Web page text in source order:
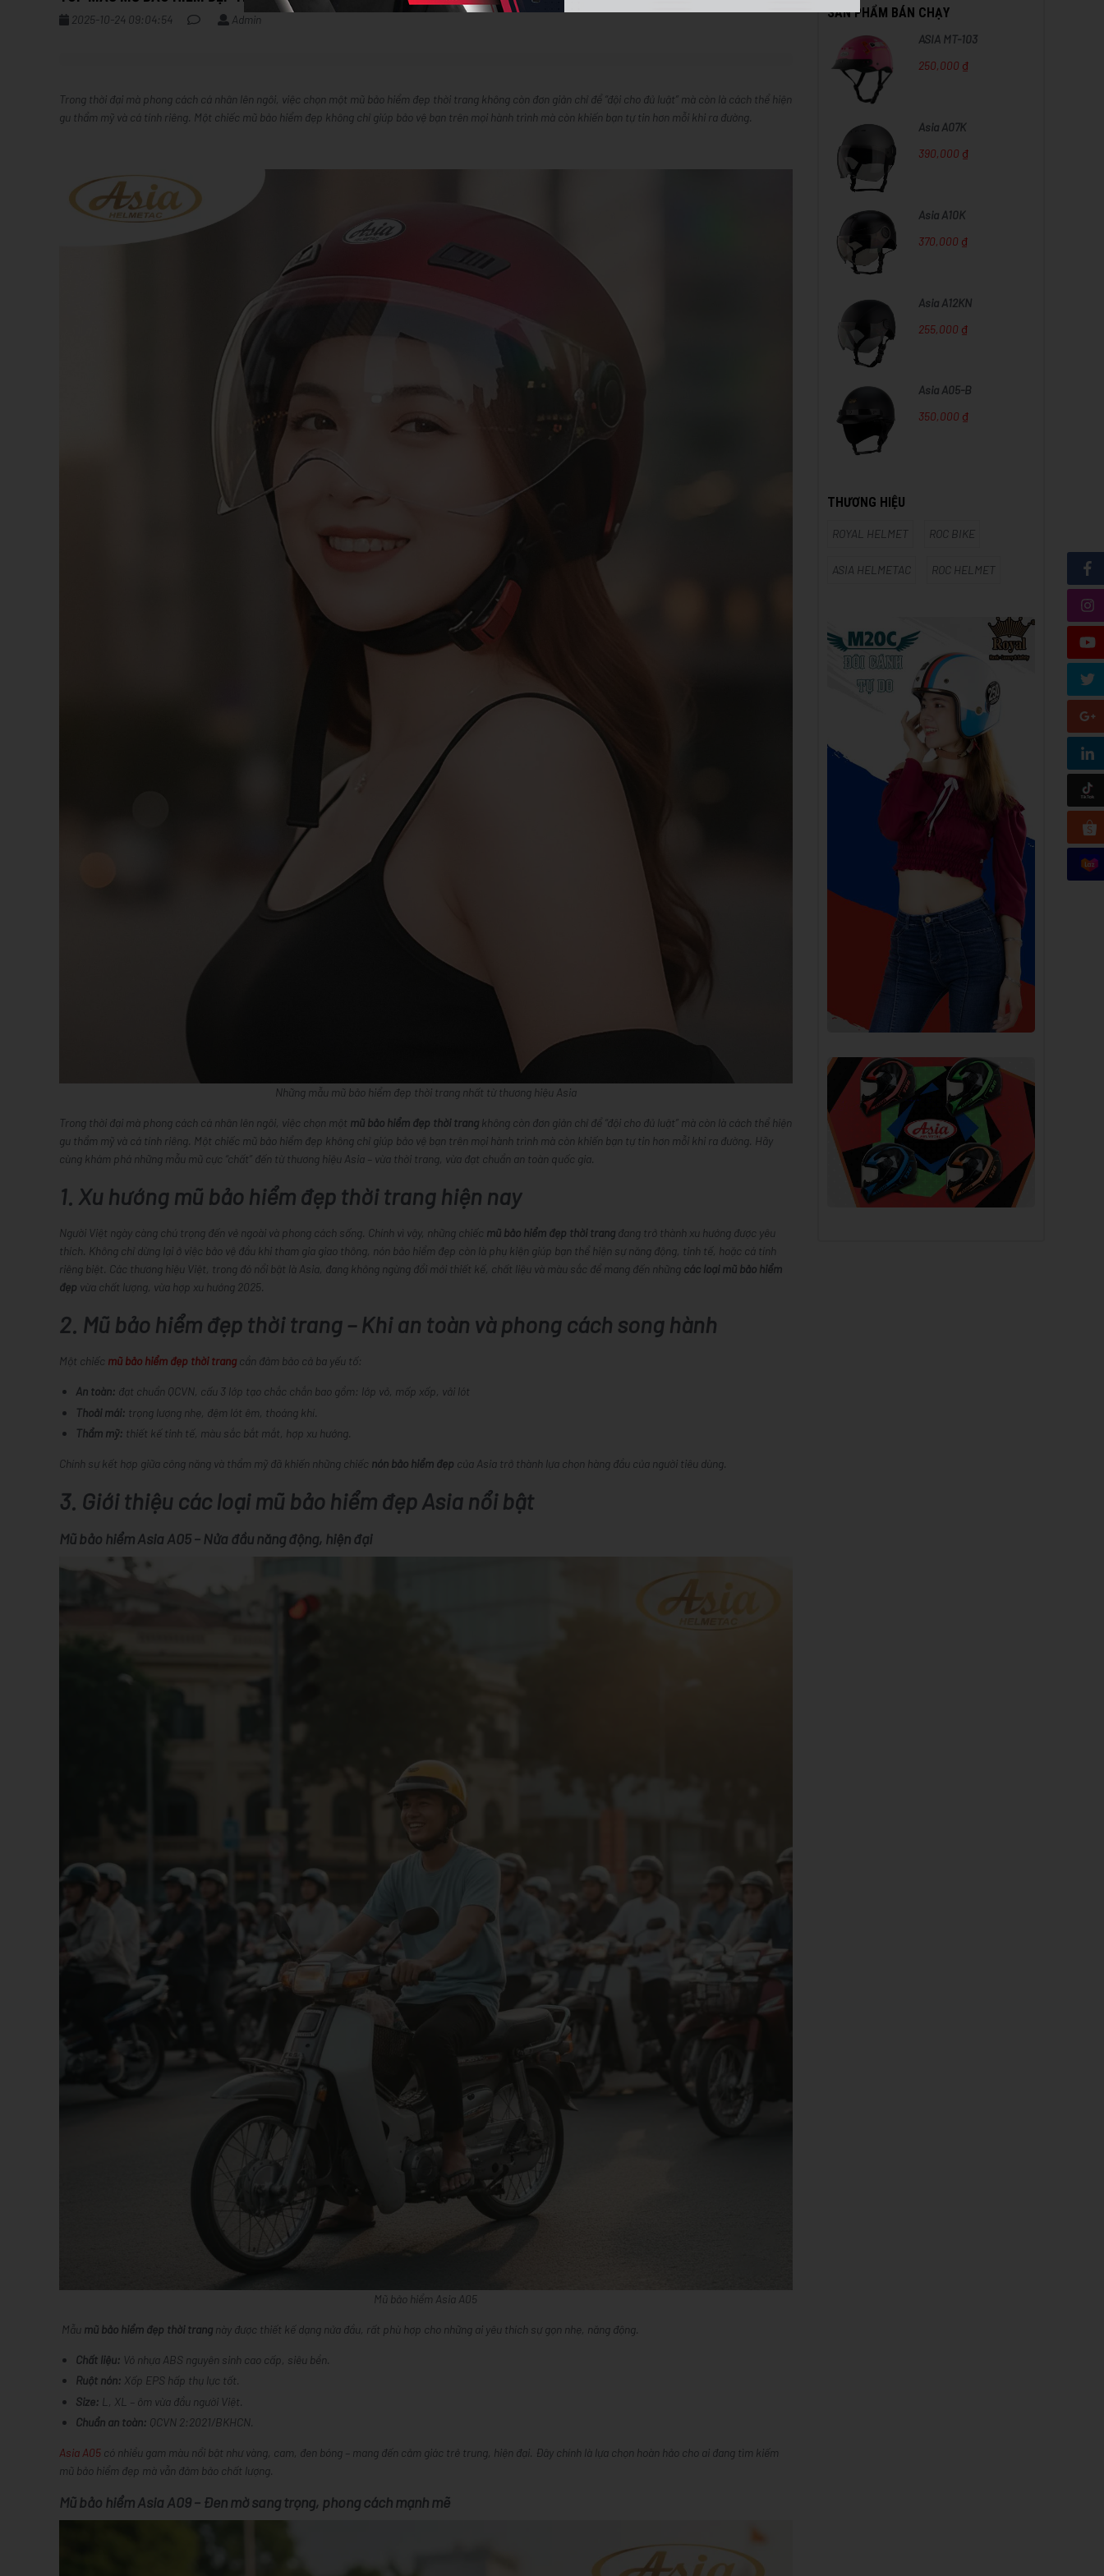
2025-10-24 09:04:54 Admin
Trong thời đại mà phong cách cá nhân lên ngôi, việc chọn một mũ bảo hiểm đẹp thời trang không còn đơn giản chỉ để “đội cho đủ luật” mà còn là cách thể hiện
gu thẩm mỹ và cá tính riêng. Một chiếc mũ bảo hiểm đẹp không chỉ giúp bảo vệ bạn trên mọi hành trình mà còn khiến bạn tự tin hơn mỗi khi ra đường.
Những mẫu mũ bảo hiểm đẹp thời trang nhất từ thương hiệu Asia
Trong thời đại mà phong cách cá nhân lên ngôi, việc chọn một mũ bảo hiểm đẹp thời trang không còn đơn giản chỉ để “đội cho đủ luật” mà còn là cách thể hiện
gu thẩm mỹ và cá tính riêng. Một chiếc mũ bảo hiểm đẹp không chỉ giúp bảo vệ bạn trên mọi hành trình mà còn khiến bạn tự tin hơn mỗi khi ra đường. Hãy
cùng khám phá những mẫu mũ cực “chất” đến từ thương hiệu Asia – vừa thời trang, vừa đạt chuẩn an toàn quốc gia.
1. Xu hướng mũ bảo hiểm đẹp thời trang hiện nay
Người Việt ngày càng chú trọng đến vẻ ngoài và phong cách sống. Chính vì vậy, những chiếc mũ bảo hiểm đẹp thời trang đang trở thành xu hướng được yêu
thích. Không chỉ dừng lại ở việc bảo vệ đầu khi tham gia giao thông, nón bảo hiểm đẹp còn là phụ kiện giúp bạn thể hiện sự năng động, tinh tế, hoặc cá tính
riêng biệt. Các thương hiệu Việt, trong đó nổi bật là Asia, đang không ngừng đổi mới thiết kế, chất liệu và màu sắc để mang đến những các loại mũ bảo hiểm
đẹp vừa chất lượng, vừa hợp xu hướng 2025.
2. Mũ bảo hiểm đẹp thời trang – Khi an toàn và phong cách song hành
Một chiếc mũ bảo hiểm đẹp thời trang cần đảm bảo cả ba yếu tố:
An toàn: đạt chuẩn QCVN, cấu 3 lớp tạo chắc chắn bao gồm: lớp vỏ, mốp xốp, vải lót
Thoải mái: trọng lượng nhẹ, đệm lót êm, thoáng khí.
Thẩm mỹ: thiết kế tinh tế, màu sắc bắt mắt, hợp xu hướng.
Chính sự kết hợp giữa công năng và thẩm mỹ đã khiến những chiếc nón bảo hiểm đẹp của Asia trở thành lựa chọn hàng đầu của người tiêu dùng.
3. Giới thiệu các loại mũ bảo hiểm đẹp Asia nổi bật
Mũ bảo hiểm Asia A05 – Nửa đầu năng động, hiện đại
Mũ bảo hiểm Asia A05
Mẫu mũ bảo hiểm đẹp thời trang này được thiết kế dạng nửa đầu, rất phù hợp cho những ai yêu thích sự gọn nhẹ, năng động.
Chất liệu: Vỏ nhựa ABS nguyên sinh cao cấp, siêu bền.
Ruột nón: Xốp EPS hấp thụ lực tốt.
Size: L, XL – ôm vừa đầu người Việt.
Chuẩn an toàn: QCVN 2:2021/BKHCN.
Asia A05 có nhiều gam màu nổi bật như vàng, cam, đen bóng – mang đến cảm giác trẻ trung, hiện đại. Đây chính là lựa chọn hoàn hảo cho ai đang tìm kiếm
mũ bảo hiểm đẹp mà vẫn đảm bảo chất lượng.
Mũ bảo hiểm Asia A09 – Đen mờ sang trọng, phong cách mạnh mẽ
SẢN PHẨM BÁN CHẠY
ASIA MT-103
250,000 ₫
Asia A07K
390,000 ₫
Asia A10K
370,000 ₫
Asia A12KN
255,000 ₫
Asia A05-B
350,000 ₫
THƯƠNG HIỆU
ROYAL HELMET ROC BIKE
ASIA HELMETAC ROC HELMET